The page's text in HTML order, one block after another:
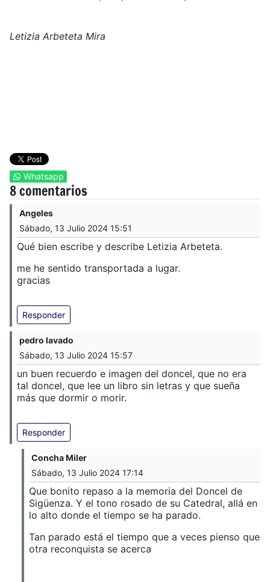
Letizia Arbeteta Mira
Whatsapp
8 comentarios
Angeles
Sábado, 13 Julio 2024 15:51
Qué bien escribe y describe Letizia Arbeteta.
me he sentido transportada a lugar.
gracias
Responder
pedro lavado
Sábado, 13 Julio 2024 15:57
un buen recuerdo e imagen del doncel, que no era
tal doncel, que lee un libro sin letras y que sueña
más que dormir o morir.
Responder
Concha Miler
Sábado, 13 Julio 2024 17:14
Que bonito repaso a la memoria del Doncel de
Sigüenza. Y el tono rosado de su Catedral, allá en
lo alto donde el tiempo se ha parado.
Tan parado está el tiempo que a veces pienso que
otra reconquista se acerca